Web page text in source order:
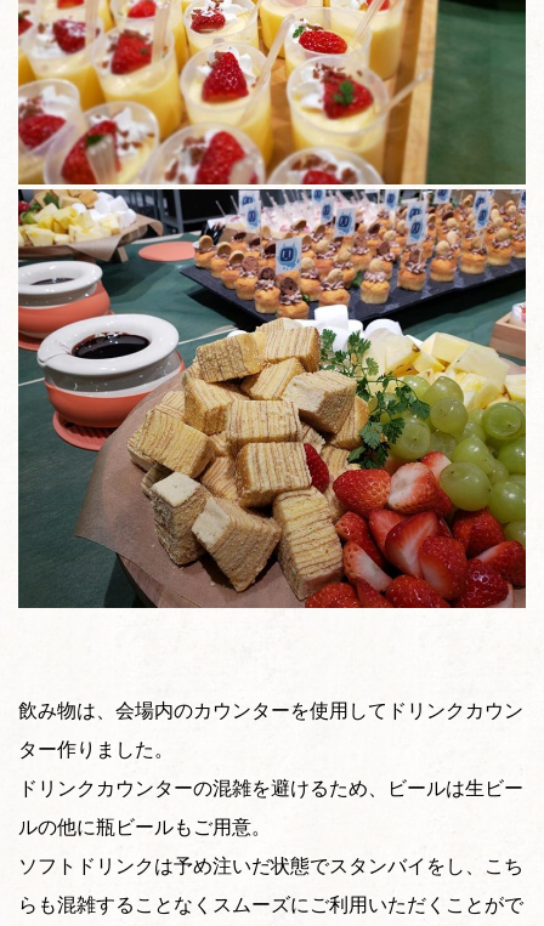
飲み物は、会場内のカウンターを使用してドリンクカウン
ター作りました。
ドリンクカウンターの混雑を避けるため、ビールは生ビー
ルの他に瓶ビールもご用意。
ソフトドリンクは予め注いだ状態でスタンバイをし、こち
らも混雑することなくスムーズにご利用いただくことがで